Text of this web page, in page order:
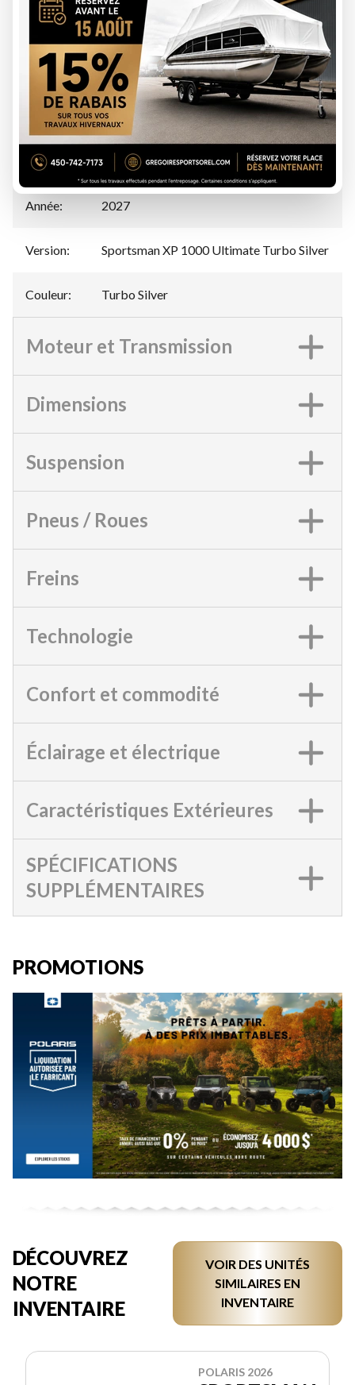
ÉVALUATION DE VOTRE ÉCHANGE
Spécifications
Manufacturier:
Polaris
Modèle: Sportsman XP 1000 Ultimate
Année: 2027
Version: Sportsman XP 1000 Ultimate Turbo Silver
Couleur: Turbo Silver
Moteur et Transmission
Dimensions
Suspension
Pneus / Roues
Freins
Technologie
Confort et commodité
Éclairage et électrique
Caractéristiques Extérieures
SPÉCIFICATIONS
SUPPLÉMENTAIRES
PROMOTIONS
DÉCOUVREZ
NOTRE
INVENTAIRE
VOIR DES UNITÉS
SIMILAIRES EN
INVENTAIRE
POLARIS 2026